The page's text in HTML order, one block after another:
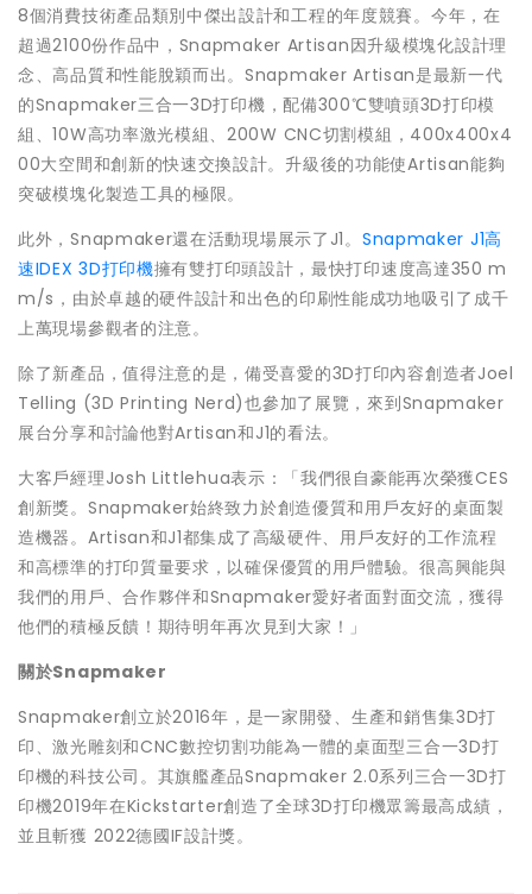
8個消費技術產品類別中傑出設計和工程的年度競賽。今年，在
超過2100份作品中，Snapmaker Artisan因升級模塊化設計理
念、高品質和性能脫穎而出。Snapmaker Artisan是最新一代
的Snapmaker三合一3D打印機，配備300℃雙噴頭3D打印模
組、10W高功率激光模組、200W CNC切割模組，400x400x4
00大空間和創新的快速交換設計。升級後的功能使Artisan能夠
突破模塊化製造工具的極限。
此外，Snapmaker還在活動現場展示了J1。 Snapmaker J1高
速IDEX 3D打印機擁有雙打印頭設計，最快打印速度高達350 m
m/s，由於卓越的硬件設計和出色的印刷性能成功地吸引了成千
上萬現場參觀者的注意。
除了新產品，值得注意的是，備受喜愛的3D打印內容創造者Joel
Telling (3D Printing Nerd)也參加了展覽，來到Snapmaker
展台分享和討論他對Artisan和J1的看法。
大客戶經理Josh Littlehua表示：「我們很自豪能再次榮獲CES
創新獎。Snapmaker始終致力於創造優質和用戶友好的桌面製
造機器。Artisan和J1都集成了高級硬件、用戶友好的工作流程
和高標準的打印質量要求， 以確保優質的用戶體驗。很高興能與
我們的用戶、合作夥伴和Snapmaker愛好者面對面交流，獲得
他們的積極反饋！期待明年再次見到大家！」
關於Snapmaker
Snapmaker創立於2016年，是一家開發、生產和銷售集3D打
印、激光雕刻和CNC數控切割功能為一體的桌面型三合一3D打
印機的科技公司。其旗艦產品Snapmaker 2.0系列三合一3D打
印機2019年在Kickstarter創造了全球3D打印機眾籌最高成績，
並且斬獲 2022德國IF設計獎。